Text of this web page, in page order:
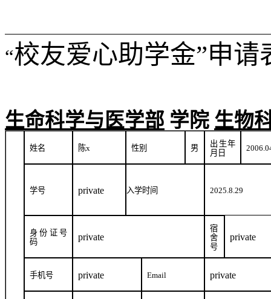
“校友爱心助学金”申请
生命科学与医学部 学院 生物
姓名 陈x 性别 男
出生年
月日
学号 private 入学时间 2025.8.29
身份证号
码
private
宿
舍
号
private
手机号 private Email private